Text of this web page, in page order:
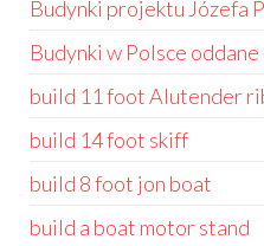
Budynki projektu Józefa
Budynki w Polsce
build 11 foot Alutender
build 14 foot skiff
build 8 foot jon boat
build a boat motor stand